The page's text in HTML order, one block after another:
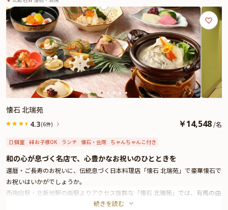
懐石 北瑞苑
4.3(6件) ￥14,548 /名
個室 お子様OK ランチ 懐石・会席 ちゃんちゃんこ付き
和の心が息づく名店で、心豊かなお祝いのひとときを
還暦・ご長寿のお祝いに、伝統息づく日本料理店「懐石 北瑞苑」で豪華懐石で
お祝いはいかがでしょうか。
西梅田駅・北新地駅の両駅よりアクセス抜群な「懐石 北瑞苑」では、有馬の由
緒ある旅館「中の坊瑞苑」の別邸として、季節感あふれる伝統の懐石料理をご
続きを読む